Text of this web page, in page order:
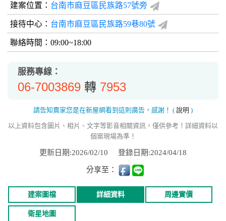
建案位置： 台南市麻豆區民族路57號旁
接待中心： 台南市麻豆區民族路59巷80號
聯絡時間：09:00~18:00
服務專線：
06-7003869 轉 7953
請告知賣家您是在新屋網看到這則廣告，感謝！ ( 說明 )
以上資料包含圖片、相片、文字等影音相關資訊，僅供參考！詳細資料以
個案現場為準！
更新日期:2026/02/10 登錄日期:2024/04/18
分享至：
建案圖檔 詳細資料 周邊實價
衛星地圖